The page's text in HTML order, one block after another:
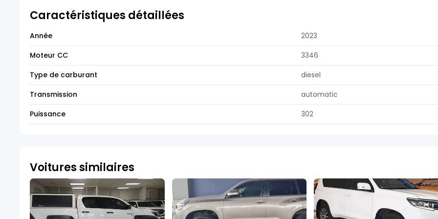
Caractéristiques détaillées
Année
2023
Moteur CC
3346
Type de carburant
diesel
Transmission
automatic
Puissance
302
Voitures similaires